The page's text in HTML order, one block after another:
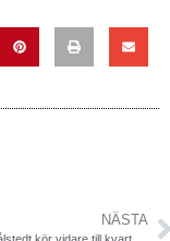
NÄSTA